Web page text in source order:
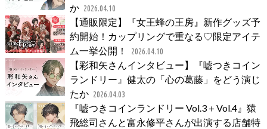
か 2026.04.10
【通販限定】『女王蜂の王房』新作グッズ予
約開始！カップリングで重なる♡限定アイテ
ム一挙公開！
2026.04.10
【彩和矢さんインタビュー】『嘘つきコイン
ランドリー』健太の「心の葛藤」をどう演じ
たか 2026.04.03
『嘘つきコインランドリー Vol.3＋Vol.4』猿
飛総司さんと富永修平さんが出演する店舗特